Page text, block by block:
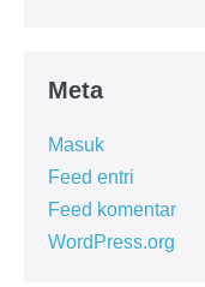
Meta
Masuk
Feed entri
Feed komentar
WordPress.org